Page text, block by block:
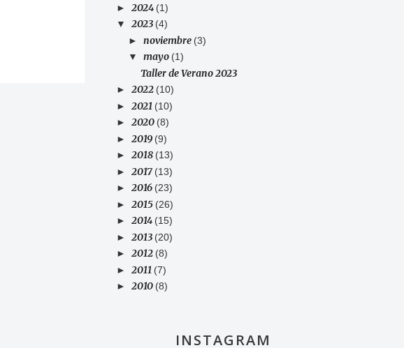
► 2024 (1)
▼ 2023 (4)
► noviembre (3)
▼ mayo (1)
Taller de Verano 2023
► 2022 (10)
► 2021 (10)
► 2020 (8)
► 2019 (9)
► 2018 (13)
► 2017 (13)
► 2016 (23)
► 2015 (26)
► 2014 (15)
► 2013 (20)
► 2012 (8)
► 2011 (7)
► 2010 (8)
INSTAGRAM